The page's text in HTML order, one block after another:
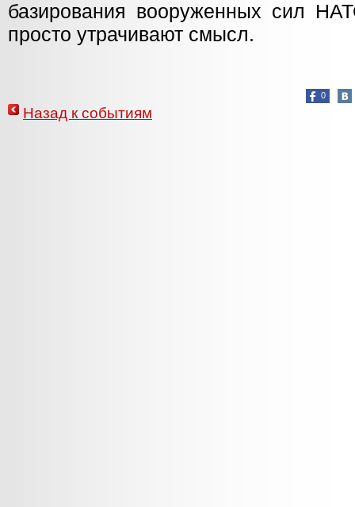
базирования вооруженных сил
просто утрачивают смысл.
0
Назад к событиям